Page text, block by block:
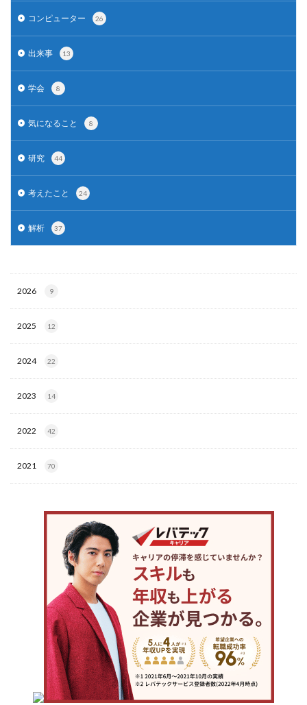
コンピューター 26
出来事 13
学会 8
気になること 8
研究 44
考えたこと 24
解析 37
2026 9
2025 12
2024 22
2023 14
2022 42
2021 70